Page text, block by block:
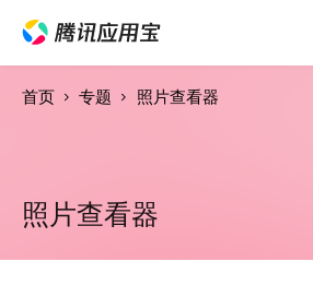
首页 专题 照片查看器
照片查看器